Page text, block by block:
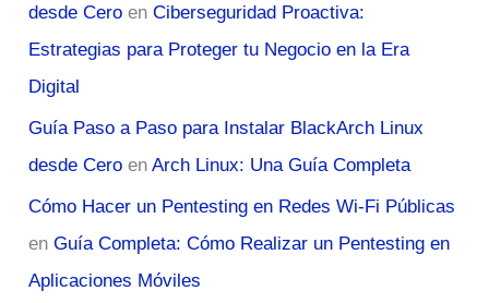
desde Cero enCiberseguridad Proactiva:
Estrategias para Proteger tu Negocio en la Era
Digital
Guía Paso a Paso para Instalar BlackArch Linux
desde Cero enArch Linux: Una Guía Completa
Cómo Hacer un Pentesting en Redes Wi-Fi Públicas
enGuía Completa: Cómo Realizar un Pentesting en
Aplicaciones Móviles